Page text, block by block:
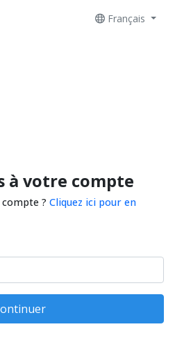
Français
à votre compte
compte ? Cliquez ici pour en